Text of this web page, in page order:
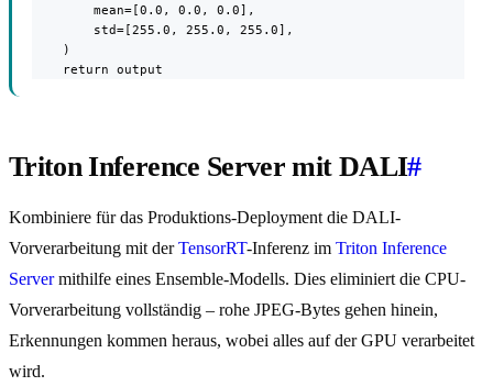
        mean=[0.0, 0.0, 0.0],
        std=[255.0, 255.0, 255.0],
    )
    return output
Triton Inference Server mit DALI#
Kombiniere für das Produktions-Deployment die DALI-
Vorverarbeitung mit derTensorRT-Inferenz im Triton Inference
Servermithilfe eines Ensemble-Modells. Dies eliminiert die CPU-
Vorverarbeitung vollständig – rohe JPEG-Bytes gehen hinein,
Erkennungen kommen heraus, wobei alles auf der GPU verarbeitet
wird.